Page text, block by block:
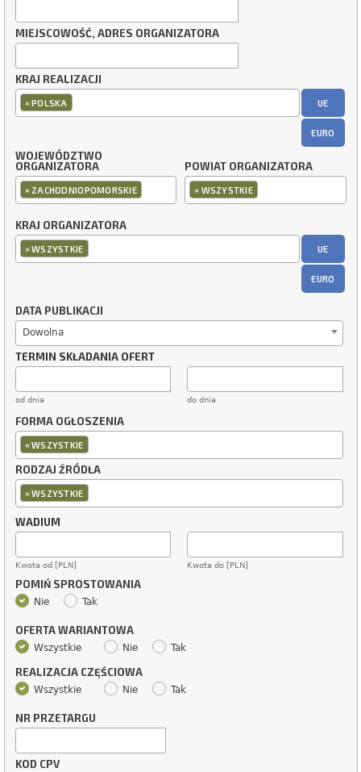
MIEJSCOWOŚĆ, ADRES ORGANIZATORA
KRAJ REALIZACJI
×POLSKA UE
EURO
WOJEWÓDZTWO
ORGANIZATORA
× ZACHODNIOPOMORSKIE
POWIAT ORGANIZATORA
× WSZYSTKIE
KRAJ ORGANIZATORA
×WSZYSTKIE UE
EURO
DATA PUBLIKACJI
Dowolna
TERMIN SKŁADANIA OFERT
od dnia do dnia
FORMA OGŁOSZENIA
×WSZYSTKIE
RODZAJ ŹRÓDŁA
×WSZYSTKIE
WADIUM
Kwota od [PLN] Kwota do [PLN]
POMIŃ SPROSTOWANIA
Nie Tak
OFERTA WARIANTOWA
Wszystkie Nie Tak
REALIZACJA CZĘŚCIOWA
Wszystkie Nie Tak
NR PRZETARGU
KOD CPV